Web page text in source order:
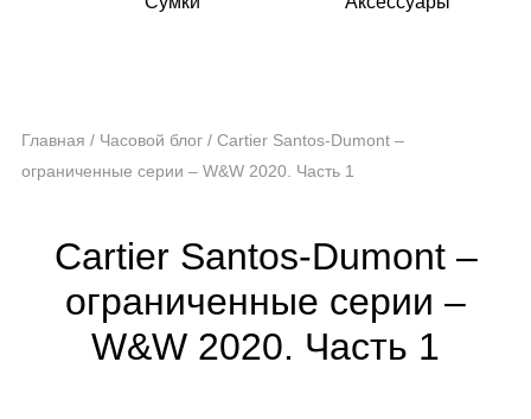
Главная / Часовой блог / Cartier Santos-Dumont –
ограниченные серии – W&W 2020. Часть 1
Cartier Santos-Dumont –
ограниченные серии –
W&W 2020. Часть 1